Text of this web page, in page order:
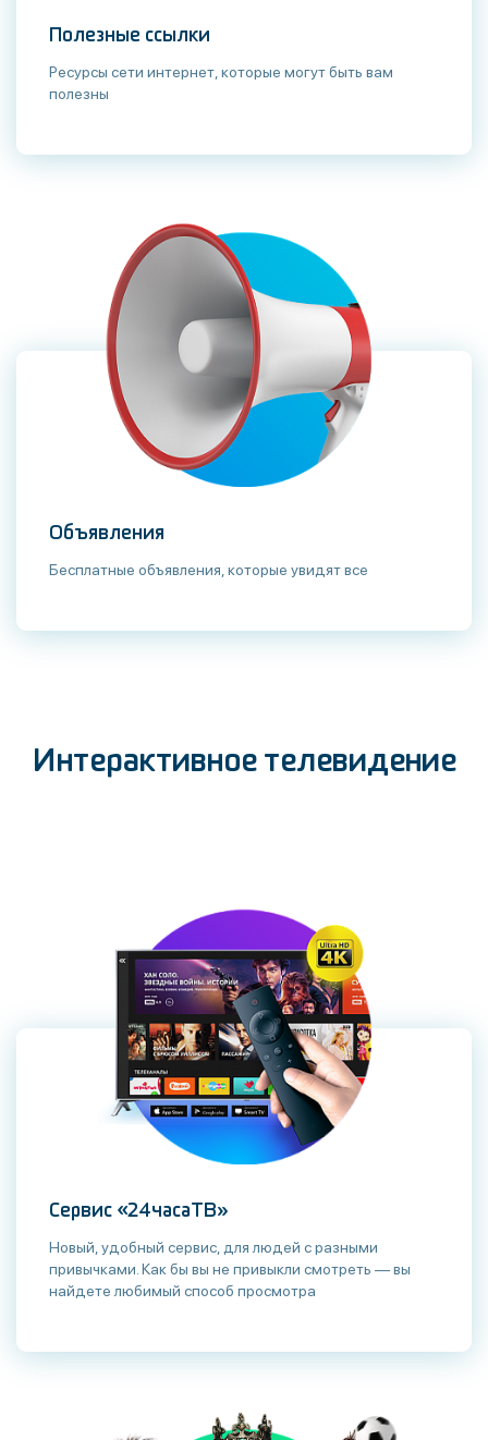
Полезные ссылки
Ресурсы сети интернет, которые могут быть вам
полезны
Объявления
Бесплатные объявления, которые увидят все
Интерактивное телевидение
Сервис «24часаТВ»
Новый, удобный сервис, для людей с разными
привычками. Как бы вы не привыкли смотреть — вы
найдете любимый способ просмотра